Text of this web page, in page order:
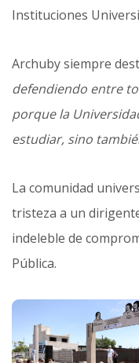
Instituciones
Archuby siempre
defendiendo entre
porque la
estudiar, sino
La comunidad
tristeza a un
indeleble de
Pública.